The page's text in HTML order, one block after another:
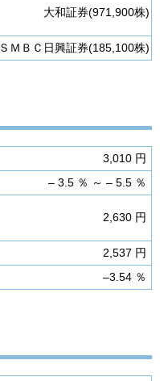
大和証券(971,900株)
ＳＭＢＣ日興証券(185,100株)
3,010 円
– 3.5 ％ ～ – 5.5 ％
2,630 円
2,537 円
–3.54 ％